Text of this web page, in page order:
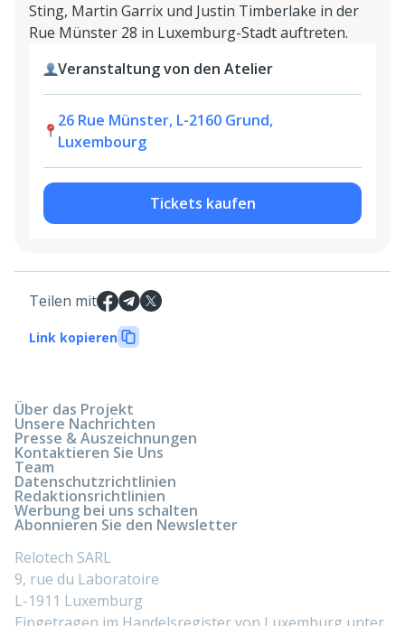
Sting, Martin Garrix und Justin Timberlake in der
Rue Münster 28 in Luxemburg-Stadt auftreten.
Veranstaltung von den Atelier
26 Rue Münster, L-2160 Grund,
Luxembourg
Tickets kaufen
Teilen mit
Link kopieren
Über das Projekt
Unsere Nachrichten
Presse & Auszeichnungen
Kontaktieren Sie Uns
Team
Datenschutzrichtlinien
Redaktionsrichtlinien
Werbung bei uns schalten
Abonnieren Sie den Newsletter
Relotech SARL
9, rue du Laboratoire
L-1911 Luxemburg